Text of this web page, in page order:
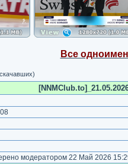
Все
модератором 22 Май 2026